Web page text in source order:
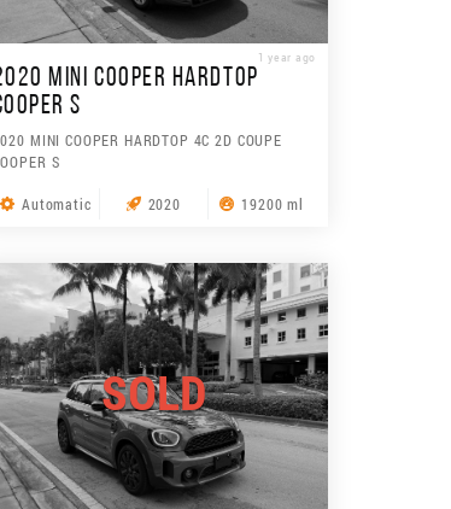
1 year ago
MINI COOPER HARDTOP
S
MINI COOPER HARDTOP 4C 2D COUPE
S
Automatic 2020 19200 ml
SOLD